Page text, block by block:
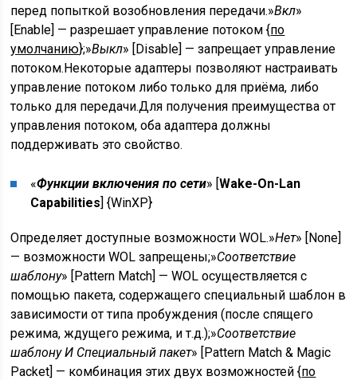
перед попыткой возобновления передачи.»Вкл»
[Enable] — разрешает управление потоком {по
умолчанию};»Выкл» [Disable] — запрещает управление
потоком.Некоторые адаптеры позволяют настраивать
управление потоком либо только для приёма, либо
только для передачи.Для получения преимущества от
управления потоком, оба адаптера должны
поддерживать это свойство.
«Функции включения по сети» [Wake-On-Lan
Capabilities] {WinXP}
Определяет доступные возможности WOL.»Нет» [None]
— возможности WOL запрещены;»Соответствие
шаблону» [Pattern Match] — WOL осуществляется с
помощью пакета, содержащего специальный шаблон в
зависимости от типа пробуждения (после спящего
режима, ждущего режима, и т.д.);»Соответствие
шаблону И Специальный пакет» [Pattern Match & Magic
Packet] — комбинация этих двух возможностей {по